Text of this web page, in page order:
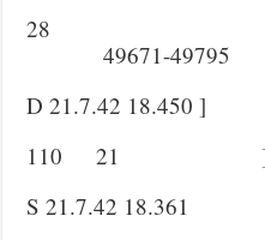
28 ]
49671-49795
D 21.7.42 18.450 ]
110 21
S 21.7.42 18.361